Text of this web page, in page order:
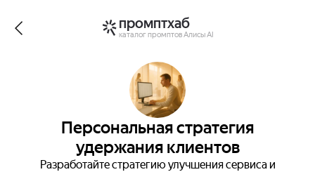
промптхаб
каталог промптов Алисы AI
Персональная стратегия
удержания клиентов
Разработайте стратегию улучшения сервиса и